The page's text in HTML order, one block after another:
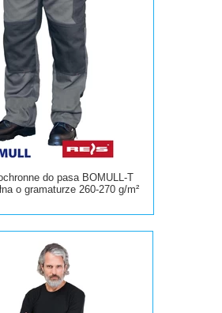
do pasa BOMULL-T
o gramaturze 260-270 g/m²